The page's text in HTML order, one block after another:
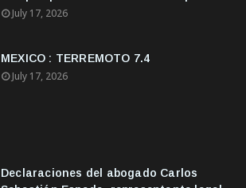
July 17, 2026
MEXICO : TERREMOTO 7.4
July 17, 2026
Declaraciones del abogado Carlos